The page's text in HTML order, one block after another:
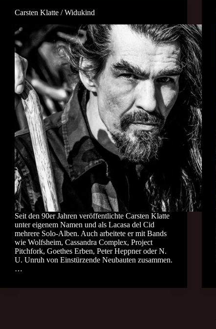
Carsten Klatte / Widukind
Seit den 90er Jahren veröffentlichte Carsten Klatte
unter eigenem Namen und als Lacasa del Cid
mehrere Solo-Alben. Auch arbeitete er mit Bands
wie Wolfsheim, Cassandra Complex, Project
Pitchfork, Goethes Erben, Peter Heppner oder N.
U. Unruh von Einstürzende Neubauten zusammen.
…